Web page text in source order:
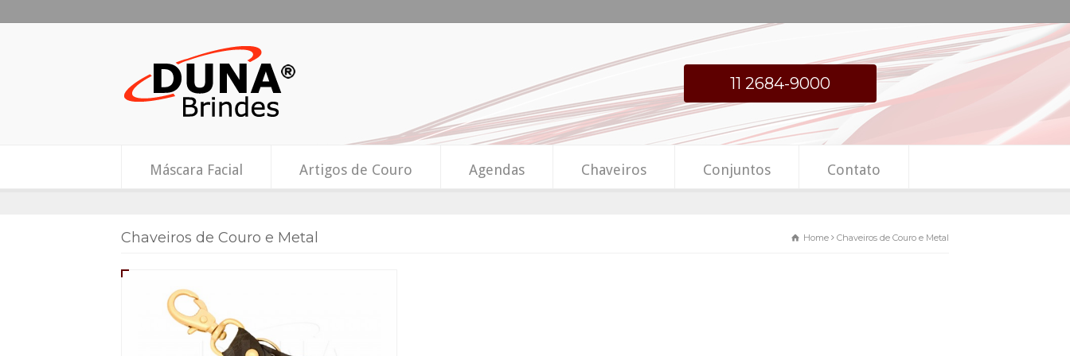
11 2684-9000
Máscara Facial Artigos de Couro Agendas Chaveiros Conjuntos Contato
Chaveiros de Couro e Metal Home Chaveiros de Couro e Metal